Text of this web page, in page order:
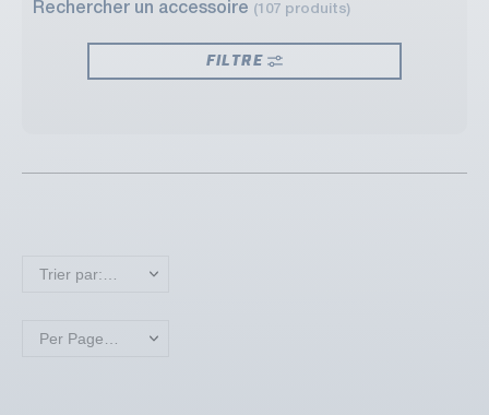
Rechercher un accessoire (107 produits)
FILTRE